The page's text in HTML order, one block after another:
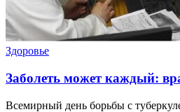
Здоровье
Заболеть может каждый:
Всемирный день борьбы с